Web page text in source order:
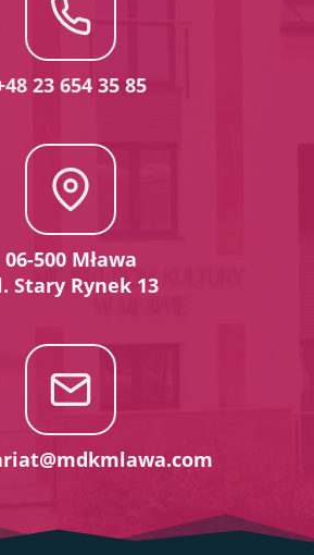
23 654 35 85
06-500 Mława
Stary Rynek 13